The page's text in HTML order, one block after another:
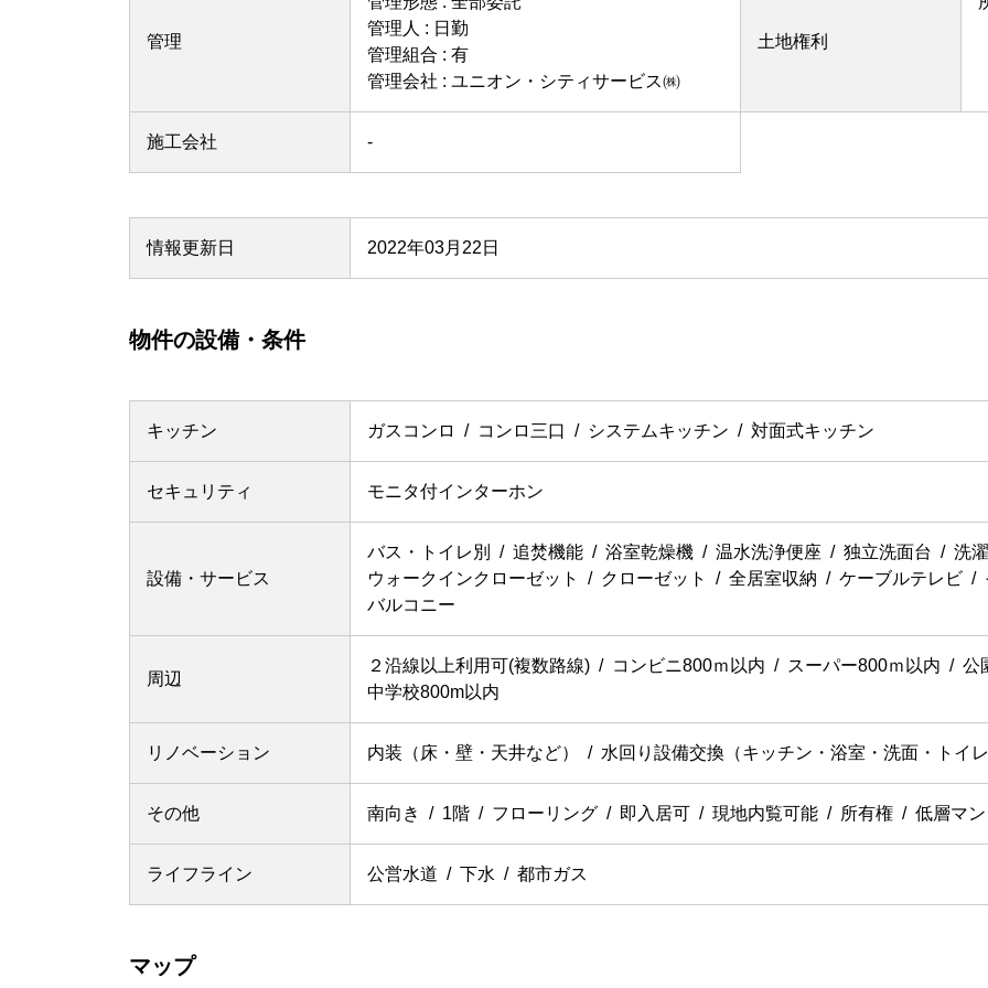
管理
管理人 : 日勤
管理組合 : 有
管理会社 : ユニオン・シティサービス㈱
土地権利
施工会社 -
情報更新日 2022年03月22日
物件の設備・条件
キッチン ガスコンロ コンロ三口 システムキッチン 対面式キッチン
セキュリティ モニタ付インターホン
設備・サービス
バス・トイレ別 追焚機能 浴室乾燥機 温水洗浄便座 独立洗面台
洗
ウォークインクローゼット
クローゼット 全居室収納 ケーブルテレビ
バルコニー
周辺
２沿線以上利用可(複数路線) コンビニ800ｍ以内 スーパー800ｍ以内
公
中学校800m以内
リノベーション 内装（床・壁・天井など） 水回り設備交換（キッチン・浴室・洗面・トイ
その他 南向き 1階 フローリング 即入居可 現地内覧可能 所有権 低層マ
ライフライン 公営水道 下水 都市ガス
マップ